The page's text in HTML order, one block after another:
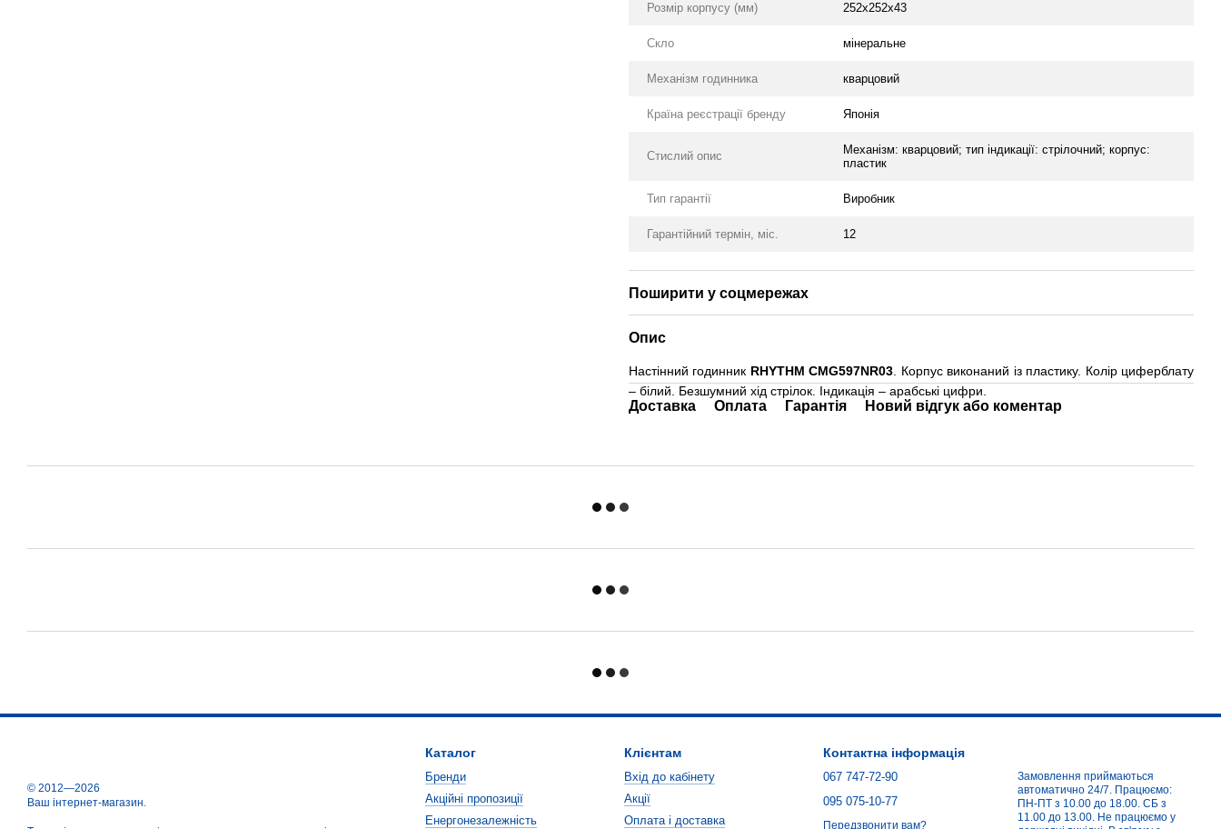
Розмір корпусу (мм) 252х252х43
Скло мінеральне
Механізм годинника кварцовий
Країна реєстрації бренду Японія
Стислий опис
Механізм: кварцовий; тип індикації: стрілочний; корпус:
пластик
Тип гарантії Виробник
Гарантійний термін, міс. 12
Поширити у соцмережах
Опис
Настінний годинник RHYTHM CMG597NR03 . Корпус виконаний із пластику. Колір циферблату
– білий. Безшумний хід стрілок. Індикація – арабські цифри.
Доставка Оплата Гарантія Новий відгук або коментар
© 2012—2026
Ваш інтернет-магазин.
Каталог
Бренди
Акційні пропозиції
Енергонезалежність
Клієнтам
Вхід до кабінету
Акції
Оплата і доставка
Контактна інформація
067 747-72-90
095 075-10-77
Передзвонити вам?
Замовлення приймаються
автоматично 24/7. Працюємо:
ПН-ПТ з 10.00 до 18.00. СБ з
11.00 до 13.00. Не працюємо у